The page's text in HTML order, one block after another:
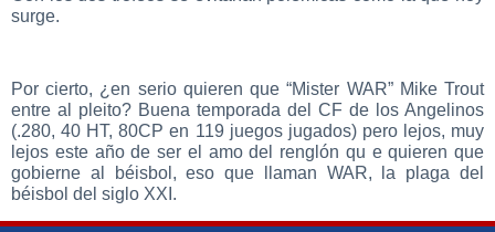
surge.
Por cierto, ¿en serio quieren que “Mister WAR” Mike Trout
entre al pleito? Buena temporada del CF de los Angelinos
(.280, 40 HT, 80CP en 119 juegos jugados) pero lejos, muy
lejos este año de ser el amo del renglón qu e quieren que
gobierne al béisbol, eso que llaman WAR, la plaga del
béisbol del siglo XXI.